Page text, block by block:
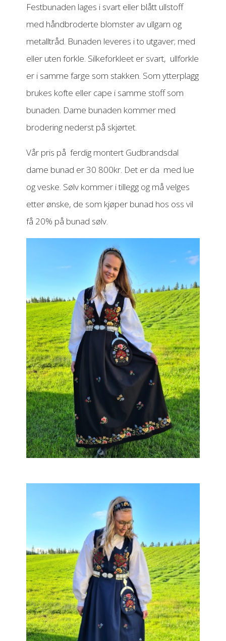
Festbunaden lages i svart eller blått ullstoff
med håndbroderte blomster av ullgarn og
metalltråd. Bunaden leveres i to utgaver; med
eller uten forkle. Silkeforkleet er svart, ullforkle
er i samme farge som stakken. Som ytterplagg
brukes kofte eller cape i samme stoff som
bunaden. Dame bunaden kommer med
brodering nederst på skjørtet.
Vår pris på ferdig montert Gudbrandsdal
dame bunad er 30 800kr. Det er da med lue
og veske. Sølv kommer i tillegg og må velges
etter ønske, de som kjøper bunad hos oss vil
få 20% på bunad sølv.